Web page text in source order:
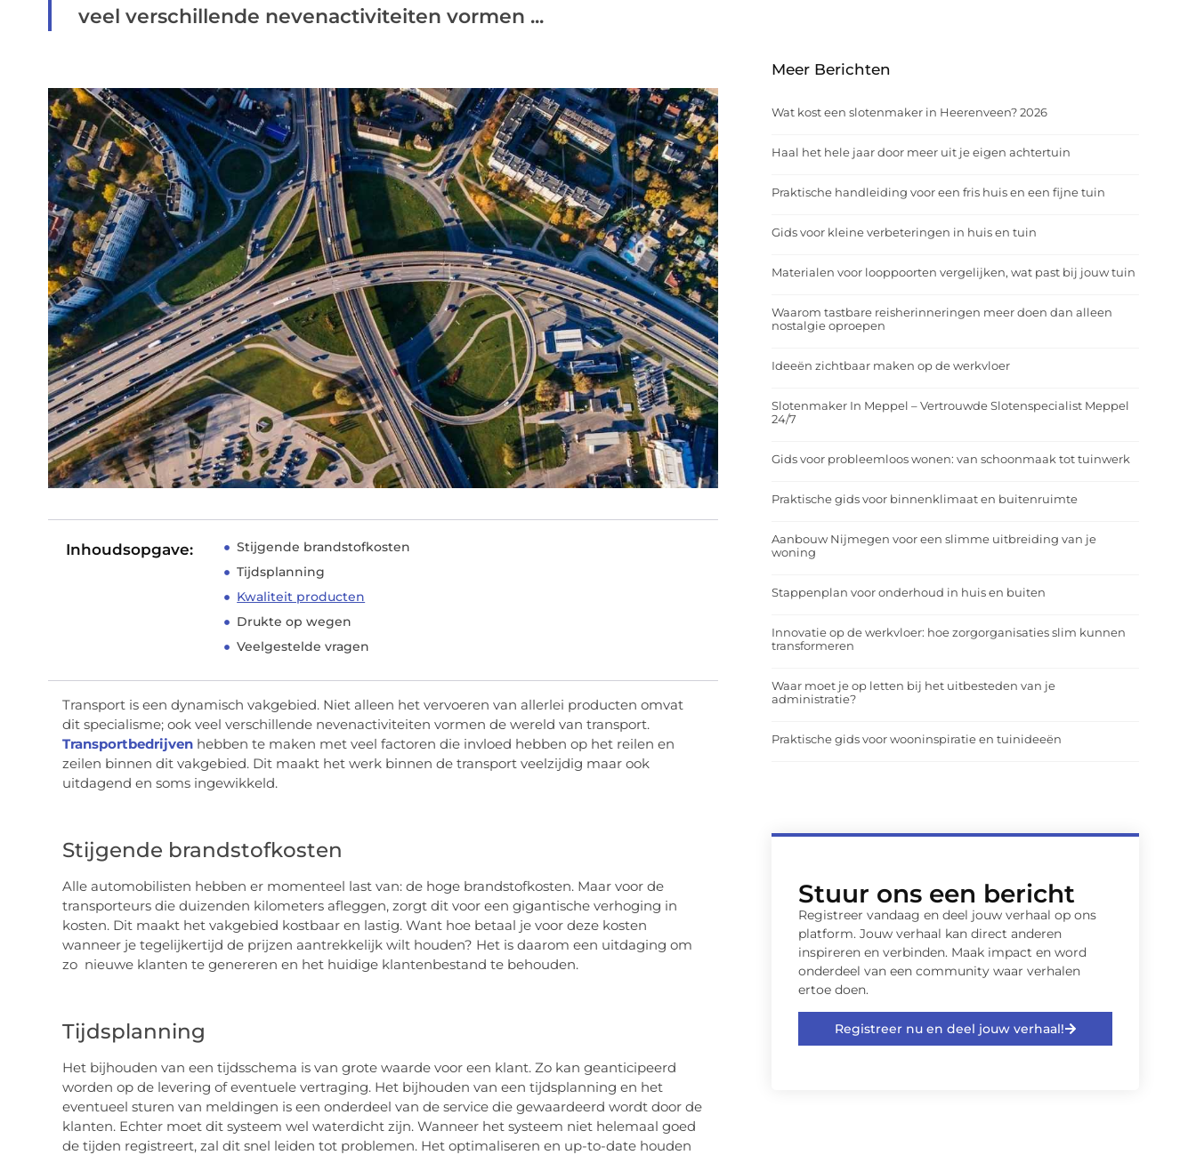
veel verschillende nevenactiviteiten vormen ...
Inhoudsopgave:
Stijgende brandstofkosten
Tijdsplanning
Kwaliteit producten
Drukte op wegen
Veelgestelde vragen
Transport is een dynamisch vakgebied. Niet alleen het vervoeren van allerlei producten omvat
dit specialisme; ook veel verschillende nevenactiviteiten vormen de wereld van transport.
Transportbedrijvenhebben te maken met veel factoren die invloed hebben op het reilen en
zeilen binnen dit vakgebied. Dit maakt het werk binnen de transport veelzijdig maar ook
uitdagend en soms ingewikkeld.
Stijgende brandstofkosten
Alle automobilisten hebben er momenteel last van: de hoge brandstofkosten. Maar voor de
transporteurs die duizenden kilometers afleggen, zorgt dit voor een gigantische verhoging in
kosten. Dit maakt het vakgebied kostbaar en lastig. Want hoe betaal je voor deze kosten
wanneer je tegelijkertijd de prijzen aantrekkelijk wilt houden? Het is daarom een uitdaging om
zo nieuwe klanten te genereren en het huidige klantenbestand te behouden.
Tijdsplanning
Het bijhouden van een tijdsschema is van grote waarde voor een klant. Zo kan geanticipeerd
worden op de levering of eventuele vertraging. Het bijhouden van een tijdsplanning en het
eventueel sturen van meldingen is een onderdeel van de service die gewaardeerd wordt door de
klanten. Echter moet dit systeem wel waterdicht zijn. Wanneer het systeem niet helemaal goed
de tijden registreert, zal dit snel leiden tot problemen. Het optimaliseren en up-to-date houden
Meer Berichten
Wat kost een slotenmaker in Heerenveen? 2026
Haal het hele jaar door meer uit je eigen achtertuin
Praktische handleiding voor een fris huis en een fijne tuin
Gids voor kleine verbeteringen in huis en tuin
Materialen voor looppoorten vergelijken, wat past bij jouw tuin
Waarom tastbare reisherinneringen meer doen dan alleen
nostalgie oproepen
Ideeën zichtbaar maken op de werkvloer
Slotenmaker In Meppel – Vertrouwde Slotenspecialist Meppel
24/7
Gids voor probleemloos wonen: van schoonmaak tot tuinwerk
Praktische gids voor binnenklimaat en buitenruimte
Aanbouw Nijmegen voor een slimme uitbreiding van je
woning
Stappenplan voor onderhoud in huis en buiten
Innovatie op de werkvloer: hoe zorgorganisaties slim kunnen
transformeren
Waar moet je op letten bij het uitbesteden van je
administratie?
Praktische gids voor wooninspiratie en tuinideeën
Stuur ons een bericht
Registreer vandaag en deel jouw verhaal op ons
platform. Jouw verhaal kan direct anderen
inspireren en verbinden. Maak impact en word
onderdeel van een community waar verhalen
ertoe doen.
Registreer nu en deel jouw verhaal!